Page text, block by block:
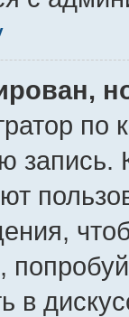
по
запись.
в